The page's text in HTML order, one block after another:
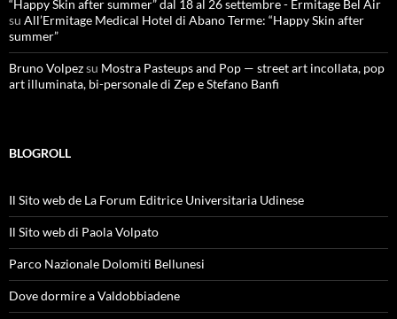
“Happy Skin after summer” dal 18 al 26 settembre - Ermitage Bel Air
su All’Ermitage Medical Hotel di Abano Terme: “Happy Skin after
summer”
Bruno Volpezsu Mostra Pasteups and Pop — street art incollata, pop
art illuminata, bi-personale di Zep e Stefano Banfi
BLOGROLL
Il Sito web de La Forum Editrice Universitaria Udinese
Il Sito web di Paola Volpato
Parco Nazionale Dolomiti Bellunesi
Dove dormire a Valdobbiadene